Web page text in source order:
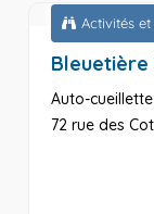
Activités
Bleuetière
Auto-
72 rue des